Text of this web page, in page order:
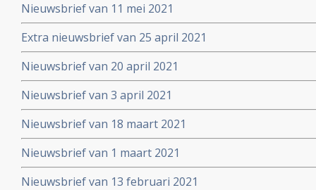
Nieuwsbrief van 11 mei 2021
Extra nieuwsbrief van 25 april 2021
Nieuwsbrief van 20 april 2021
Nieuwsbrief van 3 april 2021
Nieuwsbrief van 18 maart 2021
Nieuwsbrief van 1 maart 2021
Nieuwsbrief van 13 februari 2021